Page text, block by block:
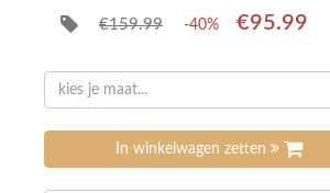
€159.99 -40% €95.99
kies je maat...
In winkelwagen zetten